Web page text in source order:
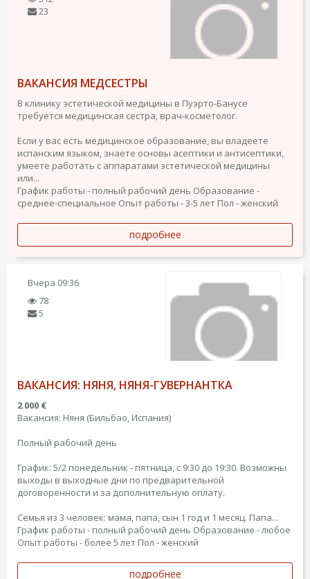
23
ВАКАНСИЯ МЕДСЕСТРЫ
В клинику эстетической медицины в Пуэрто-Банусе
требуется медицинская сестра, врач-косметолог.
Если у вас есть медицинское образование, вы владеете
испанским языком, знаете основы асептики и антисептики,
умеете работать с аппаратами эстетической медицины
или...
График работы - полный рабочий день Образование -
среднее-специальное Опыт работы - 3-5 лет Пол - женский
подробнее
Вчера 09:36
78
5
ВАКАНСИЯ: НЯНЯ, НЯНЯ-ГУВЕРНАНТКА
2 000 €
Вакансия: Няня (Бильбао, Испания)
Полный рабочий день
График: 5/2 понедельник - пятница, с 9:30 до 19:30. Возможны
выходы в выходные дни по предварительной
договоренности и за дополнительную оплату.
Семья из 3 человек: мама, папа, сын 1 год и 1 месяц. Папа...
График работы - полный рабочий день Образование - любое
Опыт работы - более 5 лет Пол - женский
подробнее